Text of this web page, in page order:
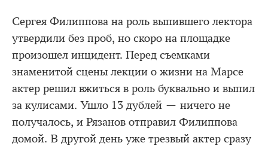
Сергея Филиппова на роль выпившего лектора
утвердили без проб, но скоро на площадке
произошел инцидент. Перед съемками
знаменитой сцены лекции о жизни на Марсе
актер решил вжиться в роль буквально и выпил
за кулисами. Ушло 13 дублей — ничего не
получалось, и Рязанов отправил Филиппова
домой. В другой день уже трезвый актер сразу